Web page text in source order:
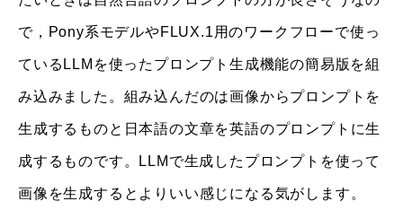
で，Pony系モデルやFLUX.1用のワークフローで使っ
ているLLMを使ったプロンプト生成機能の簡易版を組
み込みました。組み込んだのは画像からプロンプトを
生成するものと日本語の文章を英語のプロンプトに生
成するものです。LLMで生成したプロンプトを使って
画像を生成するとよりいい感じになる気がします。